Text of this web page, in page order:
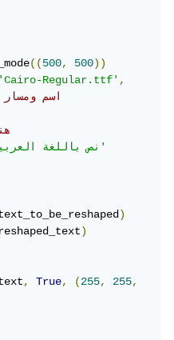
((500, 500))
'Cairo-Regular.ttf',
# اسم
#
'نص باللغة العربية'
text_to_be_reshaped)
reshaped_text)
, True, (255, 255,